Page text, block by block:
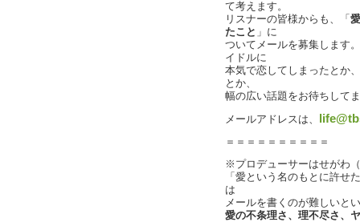
て考えます。
リスナーの皆様からも、「
たこと 」に
ついてメールを募集します
イドルに
本気で恋してしまったとか
とか、
幅の広い話題をお待ちして
メールアドレスは、
＝＝＝＝＝＝＝＝＝＝
※プロデューサーはせがわ
「愛という名のもとに許せ
は
メールを書くのが難しいと
愛の不条理さ、理不尽さ、